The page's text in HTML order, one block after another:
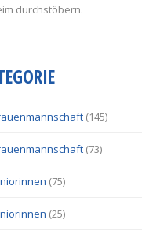
durchstöbern.
(145)
(73)
(75)
(25)